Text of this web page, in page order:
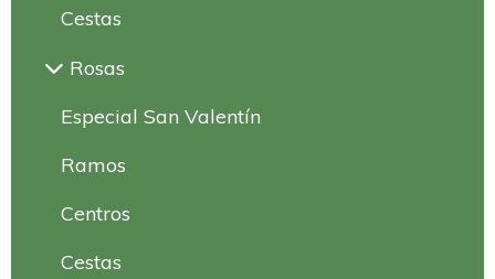
Cestas
Rosas
Especial San Valentín
Ramos
Centros
Cestas